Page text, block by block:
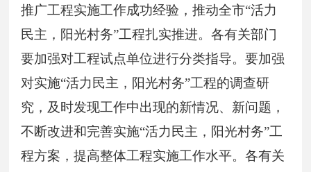
推广工程实施工作成功经验，推动全市“活力
民主，阳光村务”工程扎实推进。各有关部门
要加强对工程试点单位进行分类指导。要加强
对实施“活力民主，阳光村务”工程的调查研
究，及时发现工作中出现的新情况、新问题，
不断改进和完善实施“活力民主，阳光村务”工
程方案，提高整体工程实施工作水平。各有关